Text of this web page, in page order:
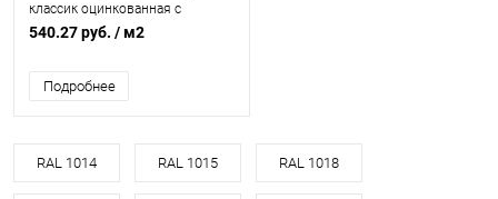
классик оцинкованная с
полимерным покрытием
540.27 руб. / м2
Подробнее
RAL 1014 RAL 1015 RAL 1018